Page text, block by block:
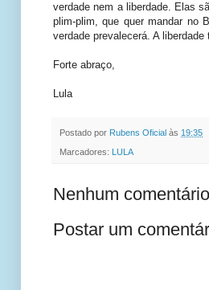
verdade nem a liberdade. Elas
plim-plim, que quer mandar no
verdade prevalecerá. A liberdade
Forte abraço,
Lula
Postado por Rubens Oficial às 19:35
Marcadores: LULA
Nenhum
Postar um